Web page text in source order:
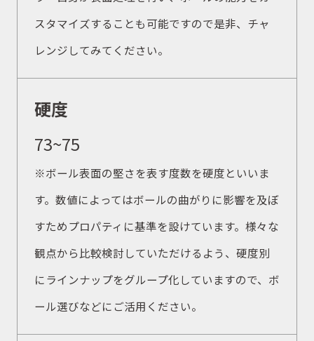
スタマイズすることも可能ですので是非、チャ
レンジしてみてください。
硬度
73~75
※ボール表面の堅さを表す度数を硬度といいま
す。数値によってはボールの曲がりに影響を及ぼ
すためプロパティに基準を設けています。様々な
観点から比較検討していただけるよう、硬度別
にラインナップをグループ化していますので、ボ
ール選びなどにご活用ください。